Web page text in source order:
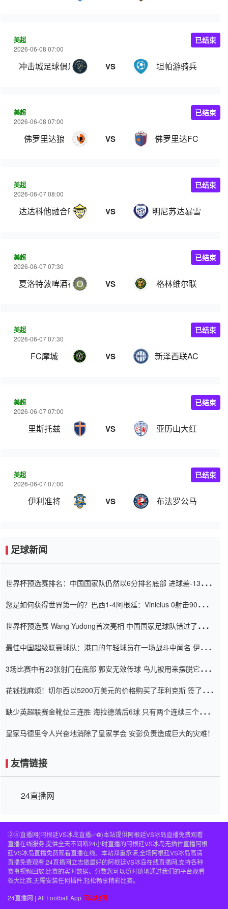
美超
2026-06-08 07:00
冲击城足球俱乐部 VS 坦帕游骑兵
已结束
美超
2026-06-08 07:00
佛罗里达狼 VS 佛罗里达FC
已结束
美超
2026-06-07 08:00
达达科他融合FC VS 明尼苏达暴雪
已结束
美超
2026-06-07 07:30
夏洛特敦啤酒花 VS 格林维尔联
已结束
美超
2026-06-07 07:30
FC摩城 VS 新泽西联AC
已结束
美超
2026-06-07 07:00
里斯托兹 VS 亚历山大红
已结束
美超
2026-06-07 07:00
伊利准将 VS 布法罗公马
已结束
足球新闻
世界杯预选赛排名：中国国家队仍然以6分排名底部 进球差-13令人
您是如何获得世界第一的？巴西1-4阿根廷：Vinicius 0射击90分钟
世界杯预选赛-Wang Yudong首次亮相 中国国家足球队错过了世界
最佳中国超级联赛球队：港口的年轻球员在一场战斗中闻名 伊万放
3场比赛中有23张射门在底部 郭安无效传球 鸟儿被用来摆脱它
花钱找麻烦！切尔西以5200万美元的价格购买了菲利克斯 签了7年
缺少英超联赛金靴位三连胜 海拉德落后6球 只有两个连续三个连续
皇家马德里令人兴奋地消除了皇家学会 安彭负责造成巨大的灾难！
友情链接
24直播网
②④直播网{阿根廷VS冰岛直播✅⚽️}本站提供阿根廷VS冰岛直播免费观看
直播在线服务,提供全天不间断24小时直播的阿根廷VS冰岛无插件直播阿根
廷VS冰岛直播免费观看直播在线。本站郑重承诺,全场阿根廷VS冰岛高清
直播免费观看,24直播网立志做最好的阿根廷VS冰岛在线直播网,支持各种
赛事视频回放,比赛的实时数据、分数您可以随时随地通过我们的平台观看
各大比赛,无需安装任何插件,轻松畅享精彩比赛。
24直播网 | All Football App 网站地图